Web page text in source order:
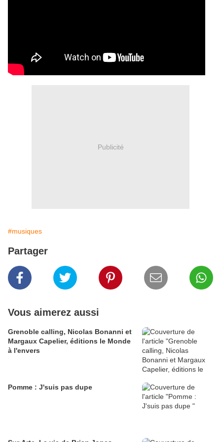
Publicité
#musiques
Partager
Vous aimerez aussi
Grenoble calling, Nicolas Bonanni et
Margaux Capelier, éditions le Monde
à l'envers
Pomme : J'suis pas dupe